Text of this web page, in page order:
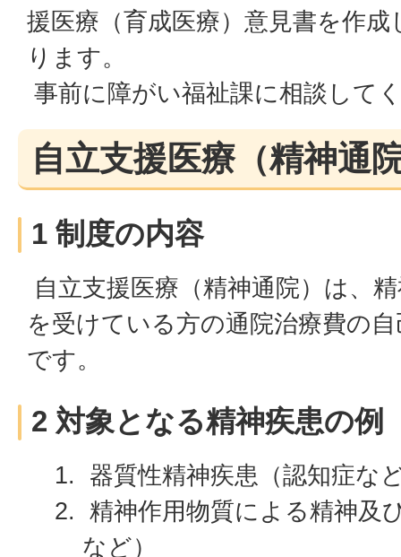
援医療（育成医療）意見書を作
ります。
事前に障がい福祉課に相談して
自立支援医療（精神通
1 制度の内容
自立支援医療（精神通院）は、
を受けている方の通院治療費の
です。
2 対象となる精神疾患の例
器質性精神疾患（認知症な
精神作用物質による精神及
など）